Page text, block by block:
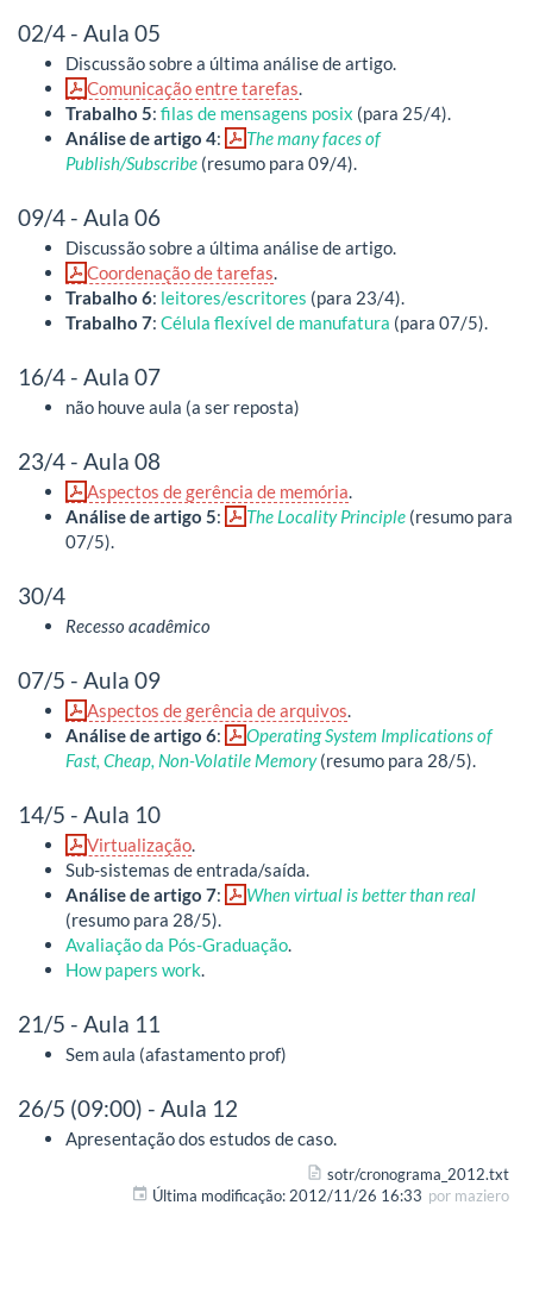
02/4 - Aula 05
Discussão sobre a última análise de artigo.
Comunicação entre tarefas.
Trabalho 5: filas de mensagens posix (para 25/4).
Análise de artigo 4:
The many faces of
Publish/Subscribe (resumo para 09/4).
09/4 - Aula 06
Discussão sobre a última análise de artigo.
Coordenação de tarefas.
Trabalho 6: leitores/escritores (para 23/4).
Trabalho 7: Célula flexível de manufatura (para 07/5).
16/4 - Aula 07
não houve aula (a ser reposta)
23/4 - Aula 08
Aspectos de gerência de memória.
Análise de artigo 5: The Locality Principle (resumo para
07/5).
30/4
Recesso acadêmico
07/5 - Aula 09
Aspectos de gerência de arquivos.
Análise de artigo 6:
Operating System Implications of
Fast, Cheap, Non-Volatile Memory(resumo para 28/5).
14/5 - Aula 10
Virtualização.
Sub-sistemas de entrada/saída.
Análise de artigo 7:
When virtual is better than real
(resumo para 28/5).
Avaliação da Pós-Graduação.
How papers work.
21/5 - Aula 11
Sem aula (afastamento prof)
26/5 (09:00) - Aula 12
Apresentação dos estudos de caso.
sotr/cronograma_2012.txt
Última modificação: 2012/11/26 16:33 por maziero